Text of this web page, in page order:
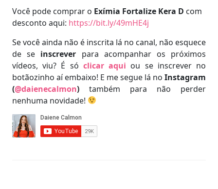
Você pode comprar o Exímia Fortalize Kera D com
desconto aqui: https://bit.ly/49mHE4j
Se você ainda não é inscrita lá no canal, não esquece
de se inscrever para acompanhar os próximos
vídeos, viu? É só clicar aqui ou se inscrever no
botãozinho aí embaixo! E me segue lá no Instagram
(@daienecalmon) também para não perder
nenhuma novidade!